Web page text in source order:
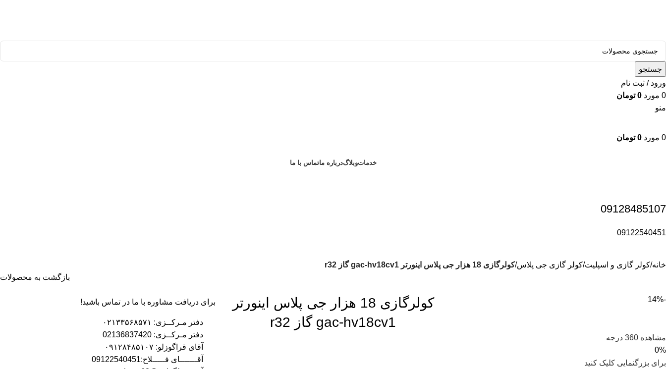
جستجو
ورود / ثبت نام
0 مورد 0 تومان
منو
0 مورد 0 تومان
خدماتوبلاگدرباره ماتماس با ما
09128485107
09122540451
خانه کولر گازی و اسپلیت کولر گازی جی پلاس کولرگازی 18 هزار جی پلاس اینورتر gac-hv18cv1 گاز r32
بازگشت به محصولات
-14%
مشاهده 360 درجه
0%
برای بزرگنمایی کلیک کنید
کولرگازی 18 هزار جی پلاس اینورتر
gac-hv18cv1 گاز r32
برای دریافت مشاوره با ما در تماس باشید!
دفتر مـرکــزی: ۰۲۱۳۳۵۶۸۵۷۱
دفتر مـرکــزی: 02136837420
آقای قراگوزلو: ۰۹۱۲۸۴۸۵۱۰۷
آقـــــــای فـــــلاح:09122540451